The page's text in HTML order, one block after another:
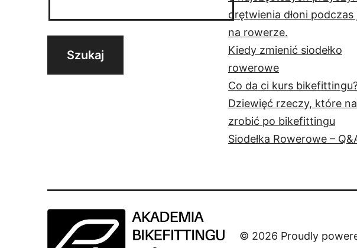
drętwienia dłoni podczas
na rowerze.
Kiedy zmienić siodełko
rowerowe
Co da ci kurs
Dziewięć rzeczy, które
zrobić po bikefittingu
Siodełka Rowerowe –
© 2026 Proudly